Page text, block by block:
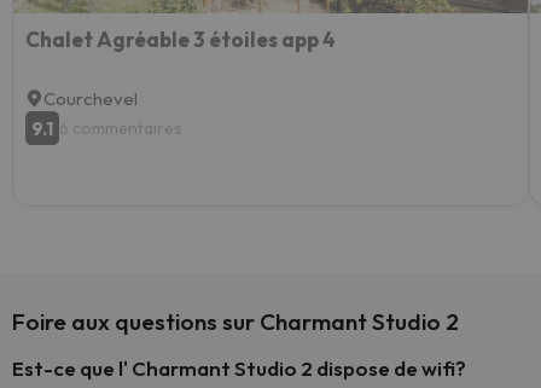
Chalet Agréable 3 étoiles app 4
Courchevel
9.1 6 commentaires
Foire aux questions sur Charmant Studio 2
Est-ce que l' Charmant Studio 2 dispose de wifi?